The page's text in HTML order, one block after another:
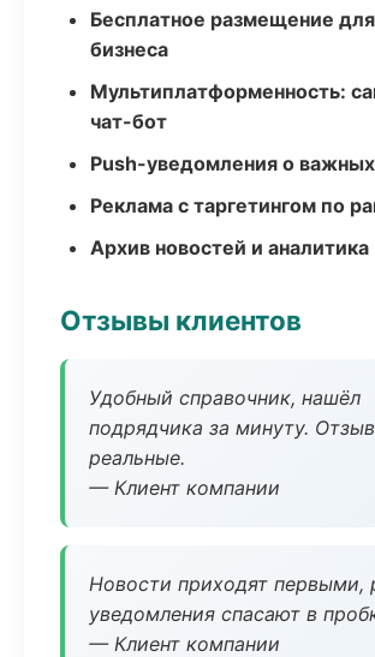
Бесплатное размещение
бизнеса
Мультиплатформенность:
чат-бот
Push-уведомления о
Реклама с таргетингом по
Архив новостей и аналитика
Отзывы клиентов
Удобный справочник, нашёл
подрядчика за минуту.
реальные.
— Клиент компании
Новости приходят первыми,
уведомления спасают в
— Клиент компании